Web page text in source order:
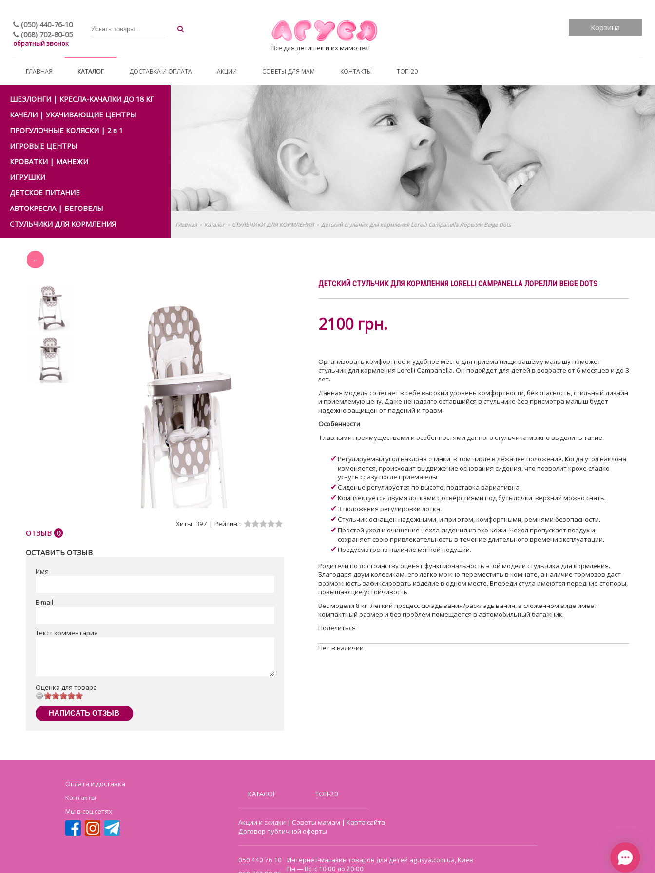
(050) 440-76-10
(068) 702-80-05
обратный звонок Все для детишек и их мамочек!
Корзина
ГЛАВНАЯ КАТАЛОГ ДОСТАВКА И ОПЛАТА АКЦИИ СОВЕТЫ ДЛЯ МАМ КОНТАКТЫ ТОП-20
ШЕЗЛОНГИ | КРЕСЛА-КАЧАЛКИ ДО 18 КГ
КАЧЕЛИ | УКАЧИВАЮЩИЕ ЦЕНТРЫ
ПРОГУЛОЧНЫЕ КОЛЯСКИ | 2 в 1
ИГРОВЫЕ ЦЕНТРЫ
КРОВАТКИ | МАНЕЖИ
ИГРУШКИ
ДЕТСКОЕ ПИТАНИЕ
АВТОКРЕСЛА | БЕГОВЕЛЫ
СТУЛЬЧИКИ ДЛЯ КОРМЛЕНИЯ
Главная › Каталог › СТУЛЬЧИКИ ДЛЯ КОРМЛЕНИЯ › Детский стульчик для кормления Lorelli Campanella Лорелли Beige Dots
Хиты: 397 | Рейтинг:
ОТЗЫВ 0
ОСТАВИТЬ ОТЗЫВ
Имя
E-mail
Текст комментария
Оценка для товара
НАПИСАТЬ ОТЗЫВ
ДЕТСКИЙ СТУЛЬЧИК ДЛЯ КОРМЛЕНИЯ LORELLI CAMPANELLA ЛОРЕЛЛИ BEIGE DOTS
2100 грн.
Организовать комфортное и удобное место для приема пищи вашему малышу поможет
стульчик для кормления Lorelli Campanella. Он подойдет для детей в возрасте от 6 месяцев и до 3
лет.
Данная модель сочетает в себе высокий уровень комфортности, безопасность, стильный дизайн
и приемлемую цену. Даже ненадолго оставшийся в стульчике без присмотра малыш будет
надежно защищен от падений и травм.
Особенности
Главными преимуществами и особенностями данного стульчика можно выделить такие:
Регулируемый угол наклона спинки, в том числе в лежачее положение. Когда угол наклона
изменяется, происходит выдвижение основания сидения, что позволит крохе сладко
уснуть сразу после приема еды.
Сиденье регулируется по высоте, подставка вариативна.
Комплектуется двумя лотками с отверстиями под бутылочки, верхний можно снять.
3 положения регулировки лотка.
Стульчик оснащен надежными, и при этом, комфортными, ремнями безопасности.
Простой уход и очищение чехла сидения из эко-кожи. Чехол пропускает воздух и
сохраняет свою привлекательность в течение длительного времени эксплуатации.
Предусмотрено наличие мягкой подушки.
Родители по достоинству оценят функциональность этой модели стульчика для кормления.
Благодаря двум колесикам, его легко можно переместить в комнате, а наличие тормозов даст
возможность зафиксировать изделие в одном месте. Впереди стула имеются передние стопоры,
повышающие устойчивость.
Вес модели 8 кг. Легкий процесс складывания/раскладывания, в сложенном виде имеет
компактный размер и без проблем помещается в автомобильный багажник.
Поделиться
Нет в наличии
Оплата и доставка
Контакты
Мы в соц.сетях
КАТАЛОГ ТОП-20
Акции и скидки | Советы мамам |Карта сайта
Договор публичной оферты
050 440 76 10
Интернет-магазин товаров для детей agusya.com.ua, Киев
Пн — Вс: с 10:00 до 20:00